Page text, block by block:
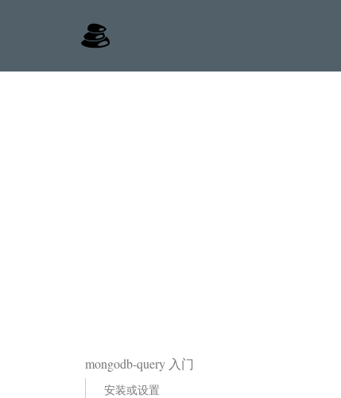
mongodb-query 入门
安装或设置